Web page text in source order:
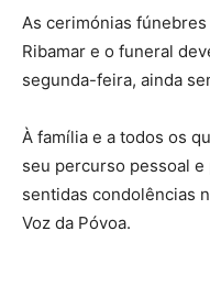
As cerimónias
Ribamar e o funeral
segunda-feira, ainda
À família e a todos os
seu percurso pessoal
sentidas condolências
Voz da Póvoa.